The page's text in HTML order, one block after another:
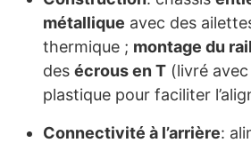
métallique avec des
thermique ; montage du rail
des écrous en T (livré
plastique pour faciliter
Connectivité à l’arrière: